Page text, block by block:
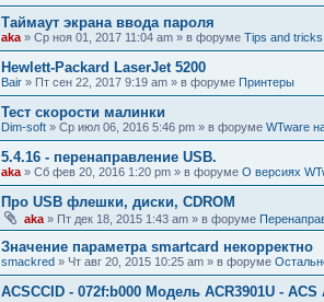
Таймаут экрана ввода пароля
aka » Ср ноя 01, 2017 11:04 am » в форуме Tips and tricks
Hewlett-Packard LaserJet 5200
Bair » Пт сен 22, 2017 9:19 am » в форуме Принтеры
Тест скорости малинки
Dim-soft » Ср июл 06, 2016 5:46 pm » в форуме WTware
5.4.16 - перенаправление USB.
aka » Сб фев 20, 2016 1:20 pm » в форуме О версиях
Про USB флешки, диски, CDROM
aka » Пт дек 18, 2015 1:43 am » в форуме
Значение параметра smartcard некорректно
smackred » Чт авг 20, 2015 10:25 am » в форуме
ACSCCID - 072f:b000 Модель ACR3901U - ACS